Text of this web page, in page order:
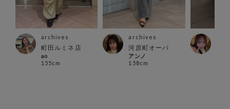
archives
町田ルミネ店
ao
155cm
archives
河原町オーパ
アンノ
158cm